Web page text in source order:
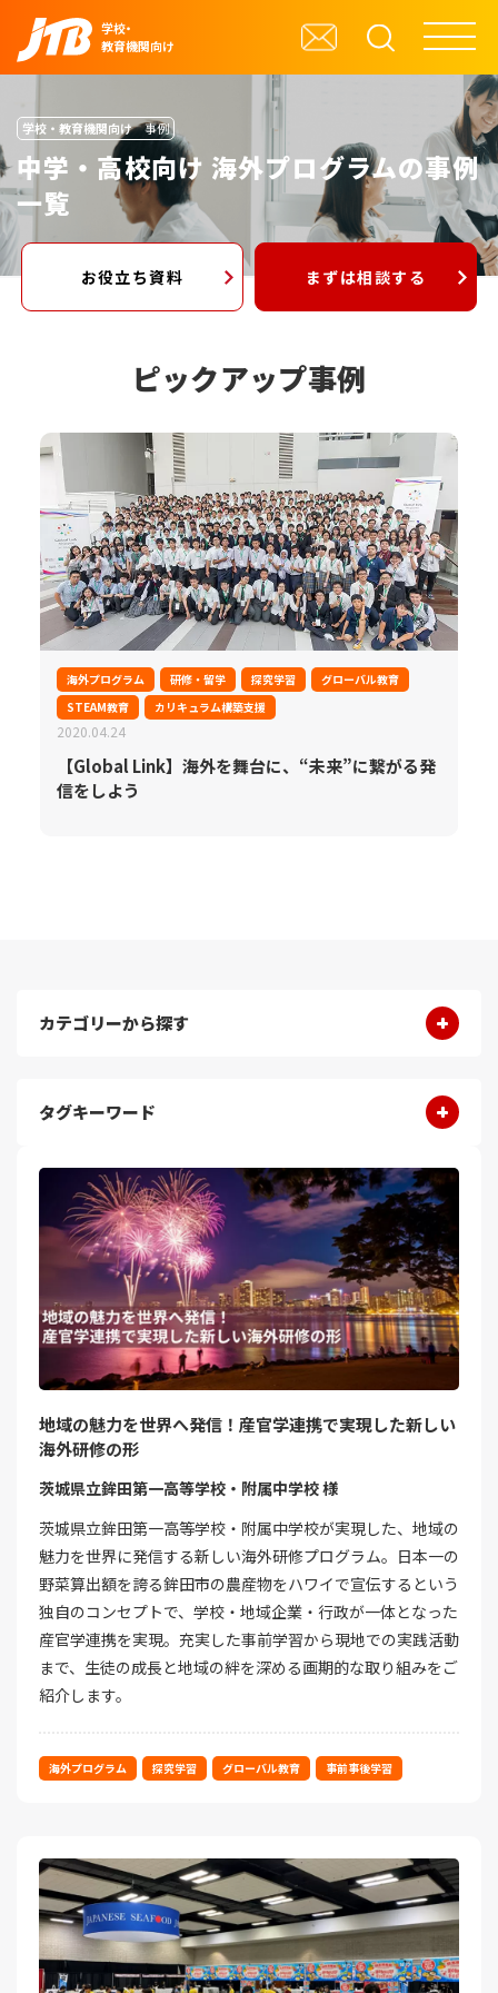
学校・
教育機関向け
学校・教育機関向け 事例
中学・高校向け 海外プログラムの事例
一覧
お役立ち資料 まずは相談する
ピックアップ事例
海外プログラム 研修・留学 探究学習
グローバル教育
STEAM教育
カリキュラム構築支援
2020.04.24
【Global Link】海外を舞台に、“未来”に繋がる発
信をしよう
カテゴリーから探す
タグキーワード
地域の魅力を世界へ発信！産官学連携で実現した新しい
海外研修の形
茨城県立鉾田第一高等学校・附属中学校 様
茨城県立鉾田第一高等学校・附属中学校が実現した、地域の
魅力を世界に発信する新しい海外研修プログラム。日本一の
野菜算出額を誇る鉾田市の農産物をハワイで宣伝するという
独自のコンセプトで、学校・地域企業・行政が一体となった
産官学連携を実現。充実した事前学習から現地での実践活動
まで、生徒の成長と地域の絆を深める画期的な取り組みをご
紹介します。
海外プログラム 探究学習 グローバル教育 事前事後学習